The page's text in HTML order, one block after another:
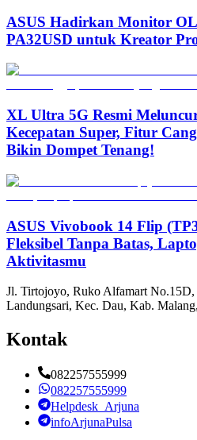
ASUS Hadirkan Monitor
PA32USD untuk Kreator
XL Ultra 5G Resmi
Kecepatan Super, Fitur
Bikin Dompet Tenang!
ASUS Vivobook 14 Flip
Fleksibel Tanpa Batas,
Aktivitasmu
Jl. Tirtojoyo, Ruko Alfamart
Landungsari, Kec. Dau, Kab.
Kontak
082257555999
082257555999
Helpdesk_Arjuna
infoArjunaPulsa